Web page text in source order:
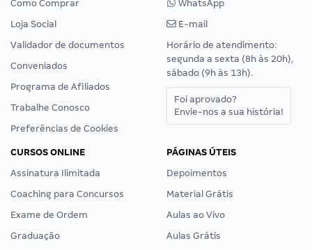
Como Comprar
Loja Social
Validador de documentos
Conveniados
Programa de Afiliados
Trabalhe Conosco
Preferências de Cookies
WhatsApp
E-mail
Horário de atendimento:
segunda a sexta (8h às 20h),
sábado (9h às 13h).
Foi aprovado?
Envie-nos a sua história!
CURSOS ONLINE
Assinatura Ilimitada
Coaching para Concursos
Exame de Ordem
Graduação
PÁGINAS ÚTEIS
Depoimentos
Material Grátis
Aulas ao Vivo
Aulas Grátis